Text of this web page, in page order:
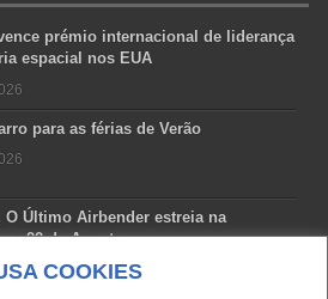
COOKIES
prémio internacional de liderança
espacial nos EUA
para as férias de Verão
O Último Airbender estreia na
a 22 de Agosto